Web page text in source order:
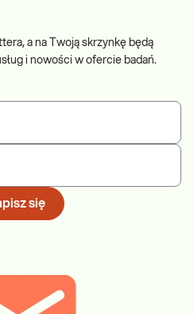
a na Twoją skrzynkę będą
i nowości w ofercie badań.
się